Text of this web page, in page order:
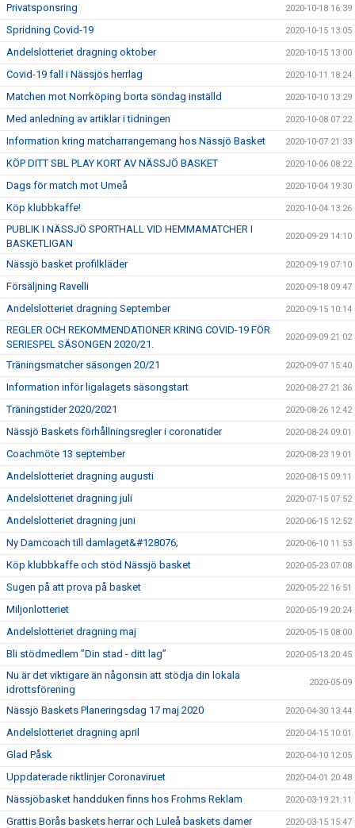
Privatsponsring 2020-10-18 16:39
Spridning Covid-19 2020-10-15 13:05
Andelslotteriet dragning oktober 2020-10-15 13:00
Covid-19 fall i Nässjös herrlag 2020-10-11 18:24
Matchen mot Norrköping borta söndag inställd 2020-10-10 13:29
Med anledning av artiklar i tidningen 2020-10-08 07:22
Information kring matcharrangemang hos Nässjö Basket 2020-10-07 21:33
KÖP DITT SBL PLAY KORT AV NÄSSJÖ BASKET 2020-10-06 08:22
Dags för match mot Umeå 2020-10-04 19:30
Köp klubbkaffe! 2020-10-04 13:26
PUBLIK I NÄSSJÖ SPORTHALL VID HEMMAMATCHER I
BASKETLIGAN
2020-09-29 14:10
Nässjö basket profilkläder 2020-09-19 07:10
Försäljning Ravelli 2020-09-18 09:47
Andelslotteriet dragning September 2020-09-15 10:14
REGLER OCH REKOMMENDATIONER KRING COVID-19 FÖR
SERIESPEL SÄSONGEN 2020/21.
2020-09-09 21:02
Träningsmatcher säsongen 20/21 2020-09-07 15:40
Information inför ligalagets säsongstart 2020-08-27 21:36
Träningstider 2020/2021 2020-08-26 12:42
Nässjö Baskets förhållningsregler i coronatider 2020-08-24 09:01
Coachmöte 13 september 2020-08-23 19:01
Andelslotteriet dragning augusti 2020-08-15 09:11
Andelslotteriet dragning juli 2020-07-15 07:52
Andelslotteriet dragning juni 2020-06-15 12:52
Ny Damcoach till damlaget&#128076; 2020-06-10 11:53
Köp klubbkaffe och stöd Nässjö basket 2020-05-23 07:08
Sugen på att prova på basket 2020-05-22 16:51
Miljonlotteriet 2020-05-19 20:24
Andelslotteriet dragning maj 2020-05-15 08:00
Bli stödmedlem ”Din stad - ditt lag” 2020-05-13 20:45
Nu är det viktigare än någonsin att stödja din lokala
idrottsförening
2020-05-09
Nässjö Baskets Planeringsdag 17 maj 2020 2020-04-30 13:44
Andelslotteriet dragning april 2020-04-15 10:01
Glad Påsk 2020-04-10 12:05
Uppdaterade riktlinjer Coronaviruet 2020-04-01 20:48
Nässjöbasket handduken finns hos Frohms Reklam 2020-03-19 21:11
Grattis Borås baskets herrar och Luleå baskets damer 2020-03-15 15:47